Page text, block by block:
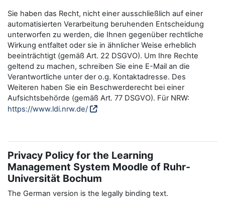
Sie haben das Recht, nicht einer ausschließlich auf einer
automatisierten Verarbeitung beruhenden Entscheidung
unterworfen zu werden, die Ihnen gegenüber rechtliche
Wirkung entfaltet oder sie in ähnlicher Weise erheblich
beeinträchtigt (gemäß Art. 22 DSGVO). Um Ihre Rechte
geltend zu machen, schreiben Sie eine E-Mail an die
Verantwortliche unter der o.g. Kontaktadresse. Des
Weiteren haben Sie ein Beschwerderecht bei einer
Aufsichtsbehörde (gemäß Art. 77 DSGVO). Für NRW:
https://www.ldi.nrw.de/
Privacy Policy for the Learning
Management System Moodle of Ruhr-
Universität Bochum
The German version is the legally binding text.